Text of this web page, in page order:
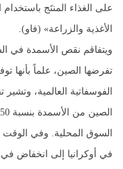
على الغذاء المنتَج
الأغذية والزراعة» (فاو).
ويتفاقم نقص الأسمدة في
الفوسفاتية العالمية،
السوق المحلية. وفي الوقت